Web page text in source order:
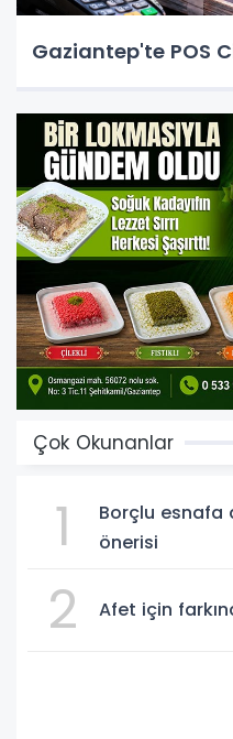
Gaziantep'te POS
Çok Okunanlar
1
Borçlu
önerisi
2 Afet için